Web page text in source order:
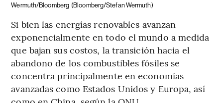
Wermuth/Bloomberg (Bloomberg/Stefan Wermuth)
Si bien las energías renovables avanzan
exponencialmente en todo el mundo a medida
que bajan sus costos, la transición hacia el
abandono de los combustibles fósiles se
concentra principalmente en economías
avanzadas como Estados Unidos y Europa, así